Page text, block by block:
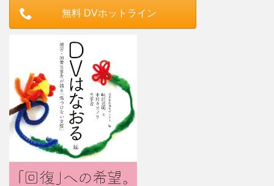
無料 DVホットライン